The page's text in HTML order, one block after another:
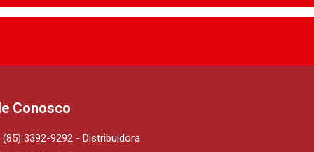
Conosco
(85) 3392-9292 - Distribuidora